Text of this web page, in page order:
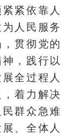
紧依靠人
人民服务
贯彻党的
，践行以
全过程人
着力解决
群众急难
、全体人